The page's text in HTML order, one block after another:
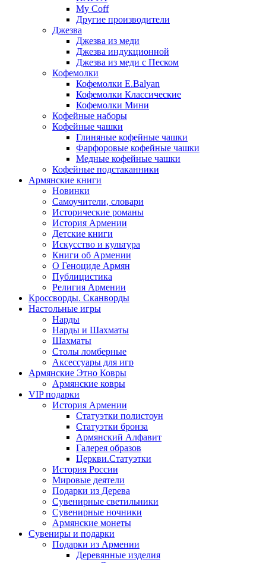
My Coff
Другие производители
Джезва
Джезва из меди
Джезва индукционной
Джезва из меди с Песком
Кофемолки
Кофемолки E.Balyan
Кофемолки Классические
Кофемолки Мини
Кофейные наборы
Кофейные чашки
Глиняные кофейные чашки
Фарфоровые кофейные чашки
Медные кофейные чашки
Кофейные подстаканники
Армянские книги
Новинки
Самоучители, словари
Исторические романы
История Армении
Детские книги
Иcкусство и культура
Книги об Армении
О Геноциде Армян
Публицистика
Религия Армении
Кроссворды. Сканворды
Настольные игры
Нарды
Нарды и Шахматы
Шахматы
Столы ломберные
Аксессуары для игр
Армянские Этно Ковры
Армянские ковры
VIP подарки
История Армении
Статуэтки полистоун
Статуэтки бронза
Армянский Алфавит
Галерея образов
Церкви.Статуэтки
История России
Мировые деятели
Подарки из Дерева
Сувенирные светильники
Сувенирные ночники
Армянские монеты
Сувениры и подарки
Подарки из Армении
Деревянные изделия